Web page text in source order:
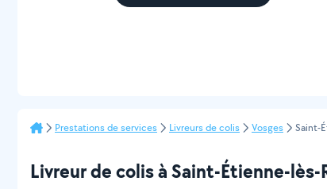
Prestations de services Livreurs de colis Vosges Saint-
Livreur de colis à Saint-Étienne-